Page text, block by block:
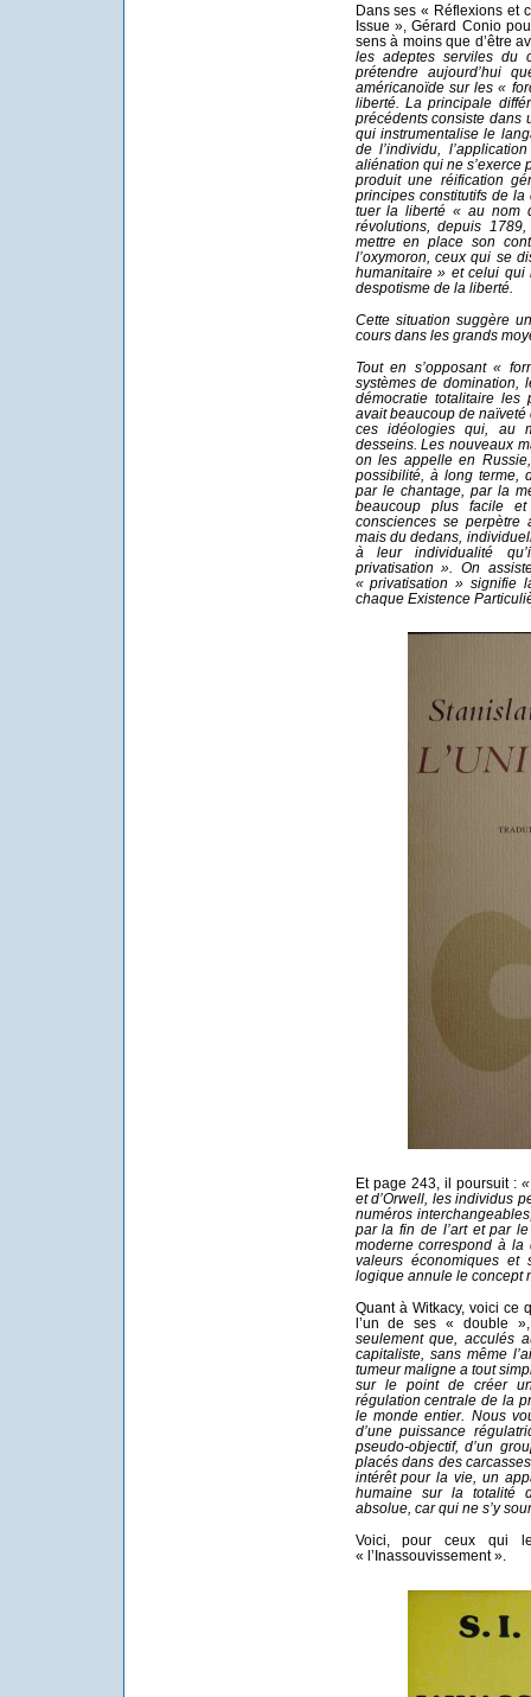
Dans ses « Réflexions et
Issue », Gérard Conio
sens à moins que d’être
les adeptes serviles du
prétendre aujourd’hui
américanoïde sur les «
liberté. La principale
précédents consiste dans
qui instrumentalise le
de l’individu,
aliénation qui ne s’exerce
produit une réification
principes constitutifs de
tuer la liberté « au nom
révolutions, depuis
mettre en place son
l’oxymoron, ceux qui se
humanitaire » et celui
despotisme de la liberté.
Cette situation suggère
cours dans les grands
Tout en s’opposant «
systèmes de domination,
démocratie totalitaire les
avait beaucoup de
ces idéologies qui, au
desseins. Les nouveaux
on les appelle en
possibilité, à long terme,
par le chantage, par la
beaucoup plus facile
consciences se perpètre
mais du dedans,
à leur individualité
privatisation ». On
« privatisation » signifie
chaque Existence
Et page 243, il poursuit :
et d’Orwell, les individus
numéros
par la fin de l’art et par
moderne correspond à la
valeurs économiques et
logique annule le concept
Quant à Witkacy, voici ce
l’un de ses « double
seulement que, acculés
capitaliste, sans même
tumeur maligne a tout
sur le point de créer
régulation centrale de la
le monde entier. Nous
d’une puissance
pseudo-objectif, d’un
placés dans des
intérêt pour la vie, un
humaine sur la totalité
absolue, car qui ne s’y
Voici, pour ceux qui
« l’Inassouvissement ».